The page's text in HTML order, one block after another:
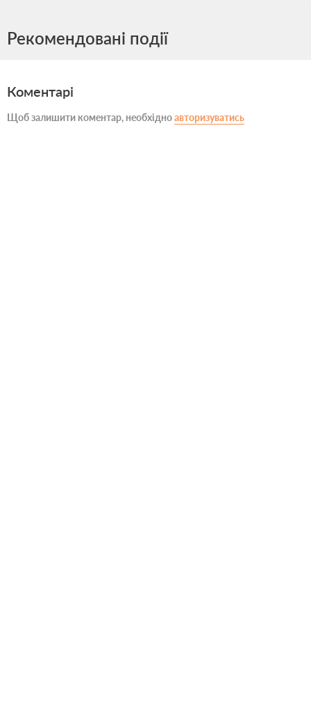
Рекомендовані події
Коментарі
Щоб залишити коментар, необхідноавторизуватись